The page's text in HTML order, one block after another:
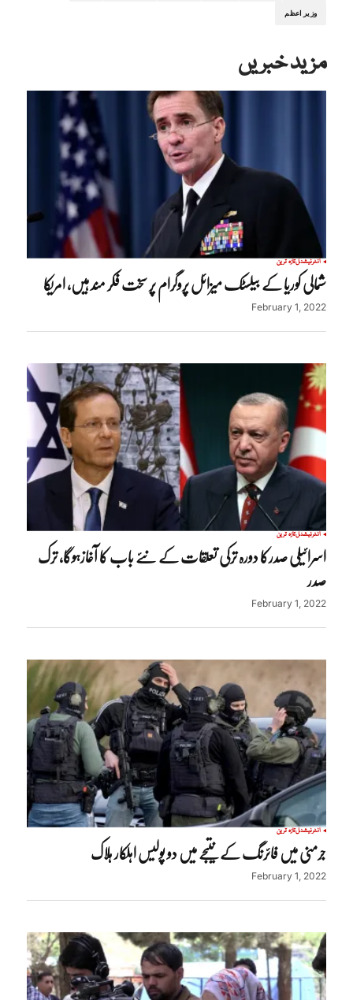
وزیر اعظم
مزید خبریں
انٹرنیشنلتازہ ترین
شمالی کوریا کے بیلسٹک میزائل پروگرام پر سخت فکر مند ہیں، امریکا
February 1, 2022
انٹرنیشنلتازہ ترین
اسرائیلی صدرکا دورہ ترکی تعلقات کے نئے باب کا آغازہوگا، ترک
صدر
February 1, 2022
انٹرنیشنلتازہ ترین
جرمنی میں فائرنگ کے نتیجے میں دو پولیس اہلکار ہلاک
February 1, 2022